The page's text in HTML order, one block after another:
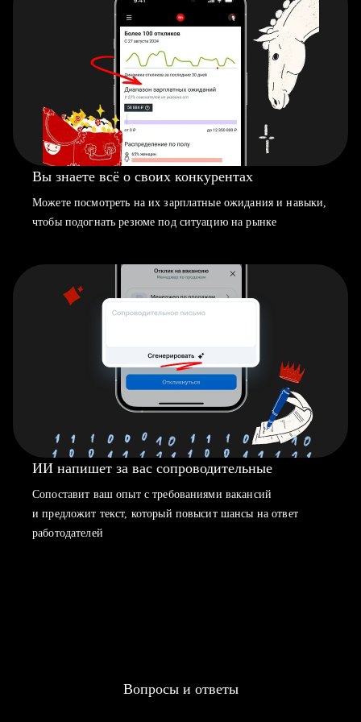
Вы знаете всё о своих конкурентах
Можете посмотреть на их зарплатные ожидания и навыки,
чтобы подогнать резюме под ситуацию на рынке
ИИ напишет за вас сопроводительные
Сопоставит ваш опыт с требованиями вакансий
и предложит текст, который повысит шансы на ответ
работодателей
Вопросы и ответы